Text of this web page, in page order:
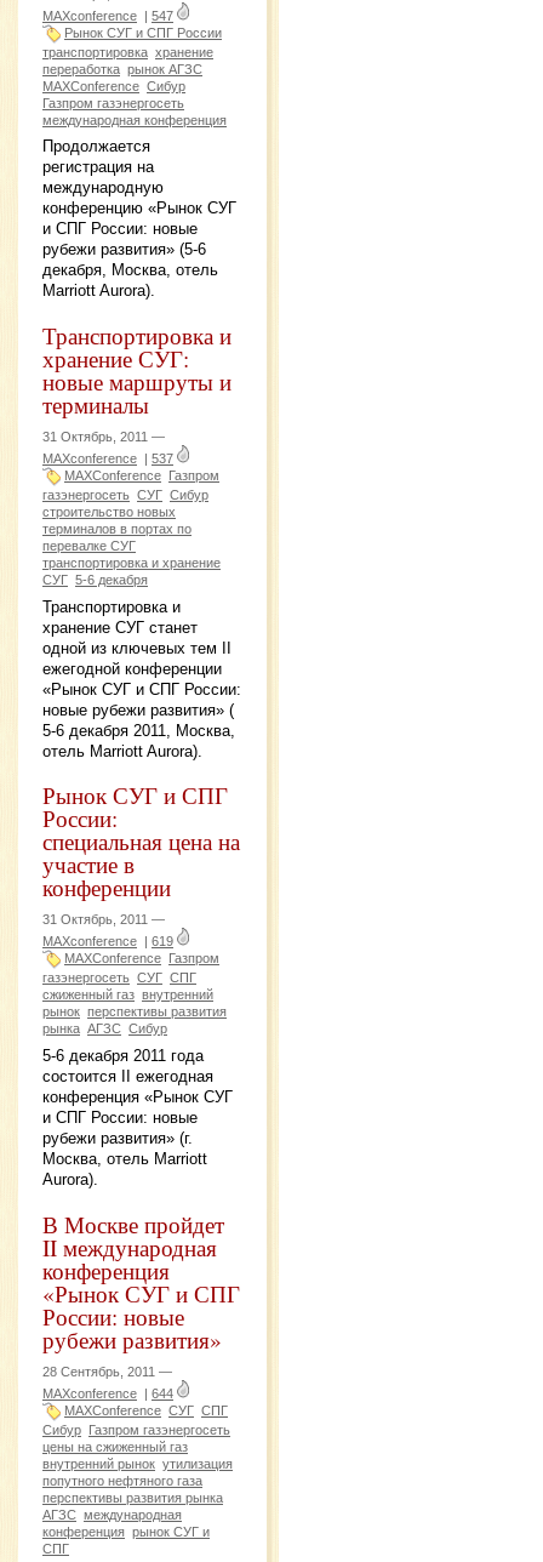
MAXconference | 547
Рынок СУГ и СПГ России
транспортировка хранение
переработка рынок АГЗС
MAXConference Сибур
Газпром газэнергосеть
международная конференция
Продолжается
регистрация на
международную
конференцию «Рынок СУГ
и СПГ России: новые
рубежи развития» (5-6
декабря, Москва, отель
Marriott Aurora).
Транспортировка и
хранение СУГ:
новые маршруты и
терминалы
31 Октябрь, 2011 —
MAXconference | 537
MAXConference Газпром
газэнергосеть СУГ Сибур
строительство новых
терминалов в портах по
перевалке СУГ
транспортировка и хранение
СУГ 5-6 декабря
Транспортировка и
хранение СУГ станет
одной из ключевых тем II
ежегодной конференции
«Рынок СУГ и СПГ России:
новые рубежи развития» (
5-6 декабря 2011, Москва,
отель Marriott Aurora).
Рынок СУГ и СПГ
России:
специальная цена на
участие в
конференции
31 Октябрь, 2011 —
MAXconference
619
MAXConference
Газпром
газэнергосеть СУГ СПГ
сжиженный газ внутренний
рынок перспективы развития
рынка АГЗС Сибур
5-6 декабря 2011 года
состоится II ежегодная
конференция «Рынок СУГ
и СПГ России: новые
рубежи развития» (г.
Москва, отель Marriott
Aurora).
В Москве пройдет
II международная
конференция
«Рынок СУГ и СПГ
России: новые
рубежи развития»
28 Сентябрь, 2011 —
MAXconference | 644
MAXConference СУГ СПГ
Сибур Газпром газэнергосеть
цены на сжиженный газ
внутренний рынок утилизация
попутного нефтяного газа
перспективы развития рынка
АГЗС международная
конференция рынок СУГ и
СПГ